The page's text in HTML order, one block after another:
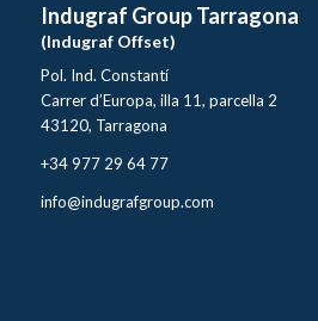
Indugraf Group Tarragona
(Indugraf Offset)
Pol. Ind. Constantí
Carrer d’Europa, illa 11, parcella 2
43120, Tarragona
+34 977 29 64 77
info@indugrafgroup.com